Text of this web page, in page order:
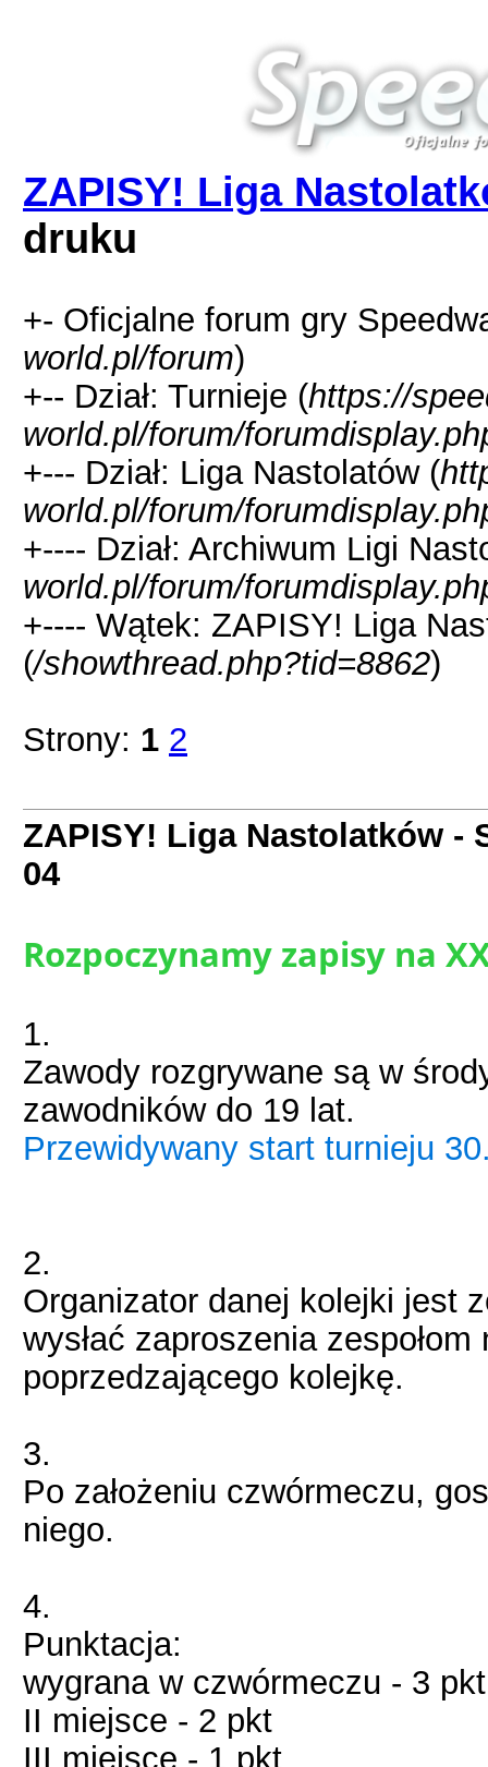
ZAPISY! Liga
druku
+- Oficjalne forum gry
world.pl/forum)
+-- Dział: Turnieje (https://
world.pl/forum/
+--- Dział: Liga Nastolatów (
world.pl/forum/
+---- Dział: Archiwum Ligi
world.pl/forum/
+---- Wątek: ZAPISY! Liga
(/showthread.php?tid=8862)
Strony: 1 2
ZAPISY! Liga Nastolatków -
04
Rozpoczynamy zapisy na
1.
Zawody rozgrywane są w
zawodników do 19 lat.
Przewidywany start turnieju
2.
Organizator danej kolejki jest
wysłać zaproszenia
poprzedzającego kolejkę.
3.
Po założeniu czwórmeczu,
niego.
4.
Punktacja:
wygrana w czwórmeczu - 3 pkt
II miejsce - 2 pkt
III miejsce - 1 pkt